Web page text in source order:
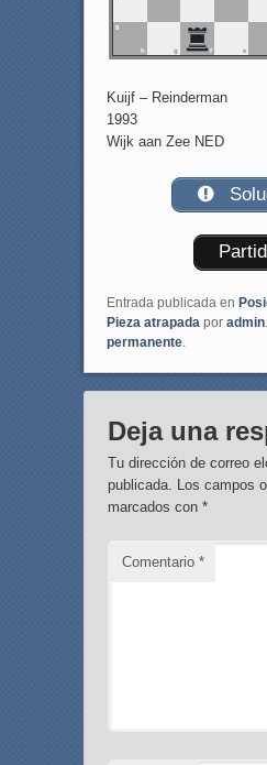
8
h g e
Kuijf – Reinderman
1993
Wijk aan Zee NED
Entrada publicada en
Pieza atrapada por admin
permanente.
Deja una
Tu dirección de correo
publicada. Los campos
marcados con *
Comentario *